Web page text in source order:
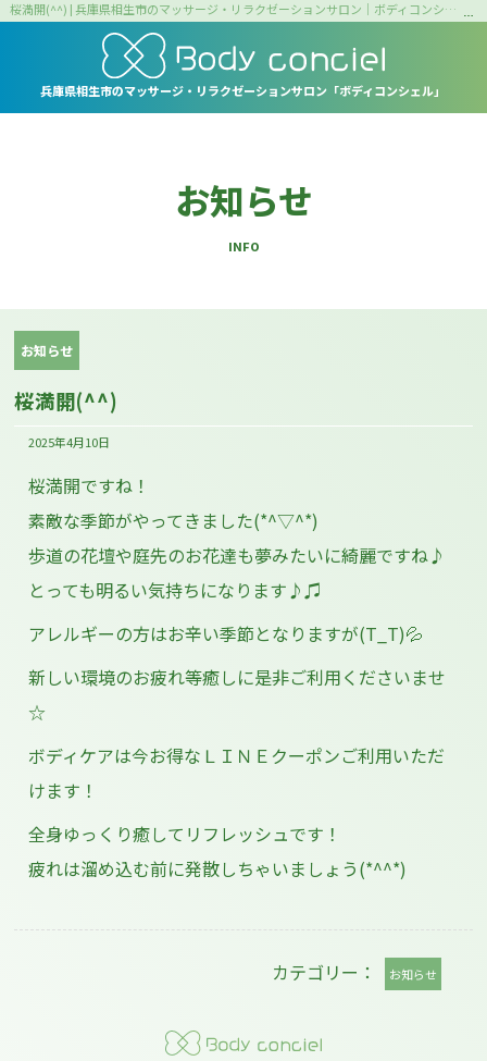
桜満開(^^) | 兵庫県相生市のマッサージ・リラクゼーションサロン｜ボディコンシェル
兵庫県相生市のマッサージ・リラクゼーションサロン 「ボディコンシェル」
お知らせ
INFO
お知らせ
桜満開(^^)
2025年4月10日
桜満開ですね！
素敵な季節がやってきました(*^▽^*)
歩道の花壇や庭先のお花達も夢みたいに綺麗ですね♪
とっても明るい気持ちになります♪♫
アレルギーの方はお辛い季節となりますが(T_T)💦
新しい環境のお疲れ等癒しに是非ご利用くださいませ
☆
ボディケアは今お得なＬＩＮＥクーポンご利用いただ
けます！
全身ゆっくり癒してリフレッシュです！
疲れは溜め込む前に発散しちゃいましょう(*^^*)
カテゴリー： お知らせ